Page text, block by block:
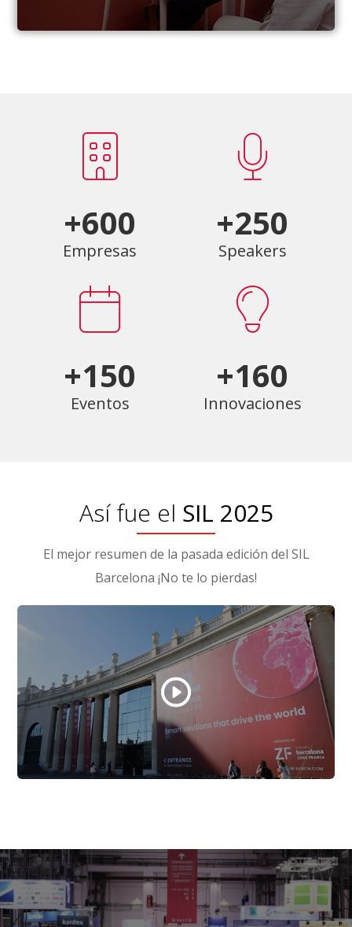
+600
Empresas
+250
Speakers
+150
Eventos
+160
Innovaciones
Así fue el SIL 2025
El mejor resumen de la pasada edición del SIL
Barcelona ¡No te lo pierdas!